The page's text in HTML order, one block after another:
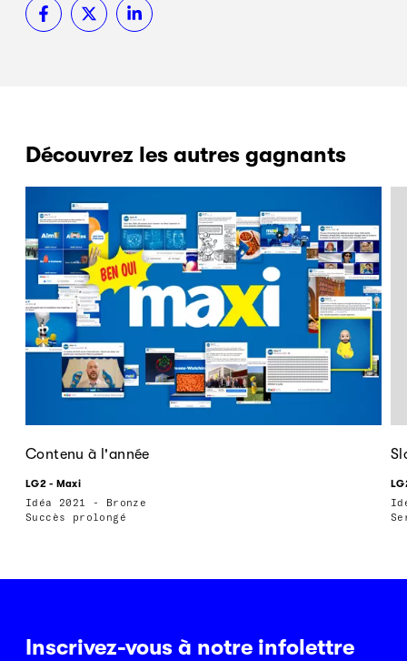
Découvrez les autres gagnants
Contenu à l'année
LG2 - Maxi
Idéa 2021 - Bronze
Succès prolongé
Inscrivez-vous à notre infolettre